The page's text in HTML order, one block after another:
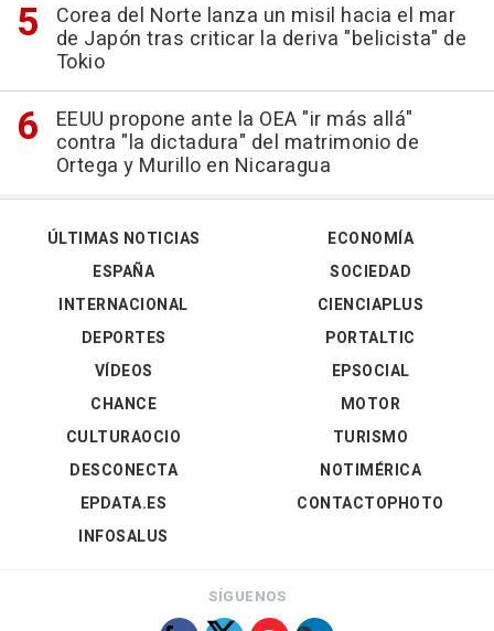
Corea del Norte lanza un misil hacia el mar
de Japón tras criticar la deriva "belicista" de
Tokio
EEUU propone ante la OEA "ir más allá"
contra "la dictadura" del matrimonio de
Ortega y Murillo en Nicaragua
ÚLTIMAS NOTICIAS
ESPAÑA
INTERNACIONAL
DEPORTES
VÍDEOS
ECONOMÍA
SOCIEDAD
CIENCIAPLUS
PORTALTIC
EPSOCIAL
CHANCE
CULTURAOCIO
DESCONECTA
EPDATA.ES
INFOSALUS
MOTOR
TURISMO
NOTIMÉRICA
CONTACTOPHOTO
SÍGUENOS